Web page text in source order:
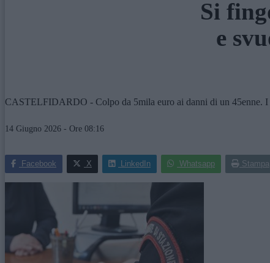
Si
e
CASTELFIDARDO - Colpo da 5mila euro ai danni di un 45enne.
14 Giugno 2026 - Ore 08:16
Facebook X LinkedIn Whatsapp Stampa